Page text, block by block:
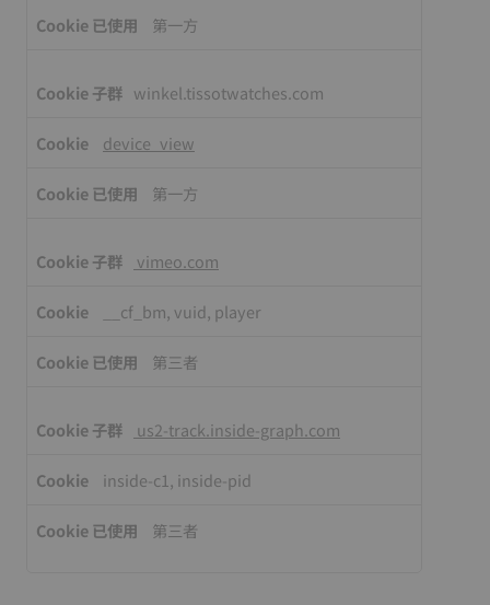
第一方
winkel.tissotwatches.com
device_view
第一方
vimeo.com
__cf_bm, vuid, player
第三者
us2-track.inside-graph.com
inside-c1, inside-pid
第三者